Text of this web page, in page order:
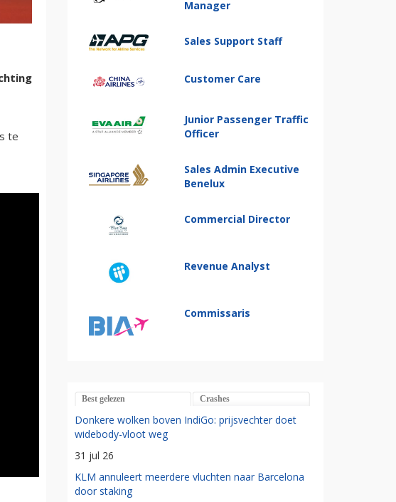
te
Manager
Sales Support Staff
Customer Care
Junior Passenger Traffic
Officer
Sales Admin Executive
Benelux
Commercial Director
Revenue Analyst
Commissaris
Best gelezen Crashes
Donkere wolken boven IndiGo: prijsvechter doet
widebody-vloot weg
31 jul 26
KLM annuleert meerdere vluchten naar Barcelona
door staking